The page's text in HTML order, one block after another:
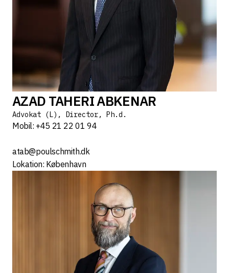
AZAD TAHERI ABKENAR
Advokat (L), Director, Ph.d.
Mobil: +45 21 22 01 94
atab@poulschmith.dk
Lokation: København